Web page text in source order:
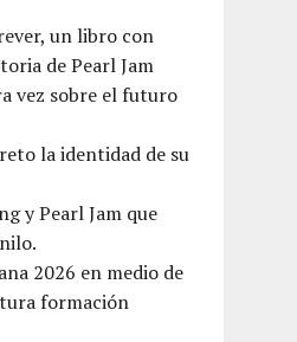
un libro con
de Pearl Jam
vez sobre el futuro
la identidad de su
y Pearl Jam que
2026 en medio de
formación